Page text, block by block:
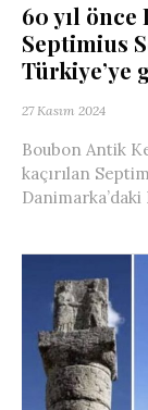
60 yıl önce
Septimius
27 Kasım 2024
Boubon Antik
kaçırılan